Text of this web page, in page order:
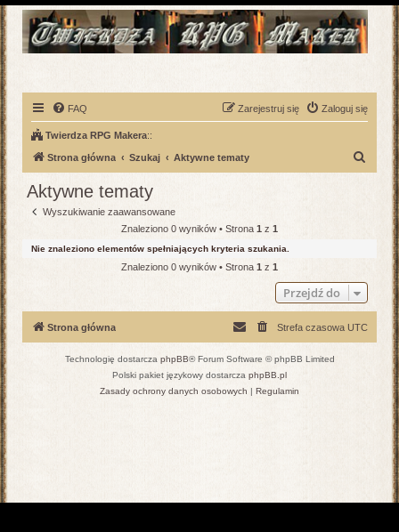
FAQ Zaloguj się
Zarejestruj się
Twierdza RPG Makera::
Strona główna Szukaj Aktywne tematy
Aktywne tematy
Wyszukiwanie zaawansowane
Znaleziono 0 wyników • Strona 1 z 1
Nie znaleziono elementów spełniających kryteria szukania.
Znaleziono 0 wyników • Strona 1 z 1
Przejdź do
Strona główna Strefa czasowa UTC
Technologię dostarcza phpBB® Forum Software © phpBB Limited
Polski pakiet językowy dostarcza phpBB.pl
Zasady ochrony danych osobowych | Regulamin